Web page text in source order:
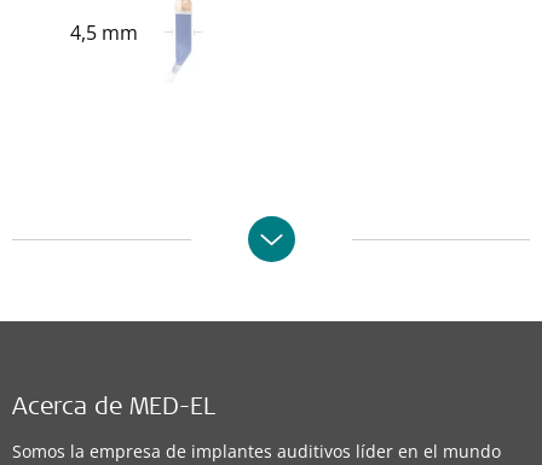
4,5 mm
Acerca de MED-EL
Somos la empresa de implantes auditivos líder en el mundo